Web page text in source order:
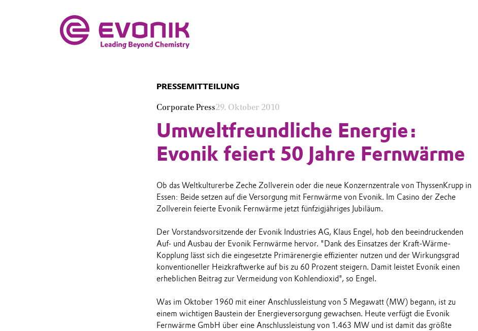
PRESSEMITTEILUNG
Corporate Press29. Oktober 2010
Umweltfreundliche Energie:
Evonik feiert 50 Jahre Fernwärme
Ob das Weltkulturerbe Zeche Zollverein oder die neue Konzernzentrale von ThyssenKrupp in
Essen: Beide setzen auf die Versorgung mit Fernwärme von Evonik. Im Casino der Zeche
Zollverein feierte Evonik Fernwärme jetzt fünfzigjähriges Jubiläum.
Der Vorstandsvorsitzende der Evonik Industries AG, Klaus Engel, hob den beeindruckenden
Auf- und Ausbau der Evonik Fernwärme hervor. "Dank des Einsatzes der Kraft-Wärme-
Kopplung lässt sich die eingesetzte Primärenergie effizienter nutzen und der Wirkungsgrad
konventioneller Heizkraftwerke auf bis zu 60 Prozent steigern. Damit leistet Evonik einen
erheblichen Beitrag zur Vermeidung von Kohlendioxid", so Engel.
Was im Oktober 1960 mit einer Anschlussleistung von 5 Megawatt (MW) begann, ist zu
einem wichtigen Baustein der Energieversorgung gewachsen. Heute verfügt die Evonik
Fernwärme GmbH über eine Anschlussleistung von 1.463 MW und ist damit das größte